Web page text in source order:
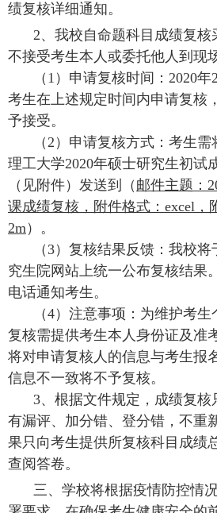
绩复核详细通知。
2、 我校自命题科目成绩复核
不接受考生本人或委托他人到现
（ 1 ）申请复核时间： 2020年2
考生在上述规定时间内申请复核
予接受。
（2 ）申请复核方式：考生
理工大学2020年硕士研究生初试
（见附件）发送到
（ 邮件主题：
课成绩复核，附件格式： excel，
2m）。
（3）复核结果反馈：我校将
究生院网站上统一公布复核结果
电话通知考生。
（4）注意事项：为维护考
复核需提供考生本人身份证及准
将对申请复核人的信息与考生报
信息不一致将不予复核。
3、根据文件规定，成绩复
有漏评、加分错、登分错，不重
果只向考生提供所复核科目成绩
查阅答卷。
三、学校将根据疫情防控情